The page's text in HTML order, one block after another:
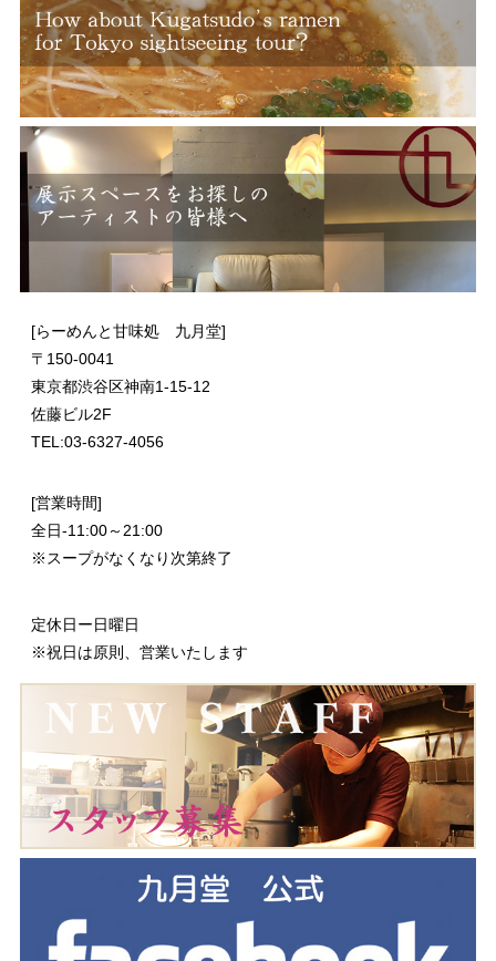
[らーめんと甘味処 九月堂]
〒 150-0041
東京都渋谷区神南1-15-12
佐藤ビル2F
TEL:03-6327-4056
[営業時間]
全日-11:00～21:00
※スープがなくなり次第終了
定休日ー日曜日
※祝日は原則、営業いたします